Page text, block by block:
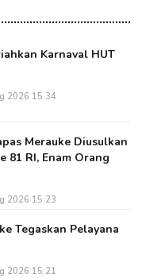
Karnaval HUT
2026 15:34
Merauke Diusulkan
81 RI, Enam Orang
2026 15:23
Tegaskan Pelayana
2026 15:21